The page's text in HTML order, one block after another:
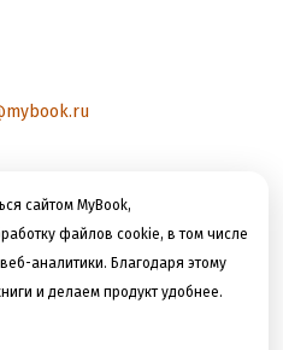
сайтом MyBook,
файлов cookie, в том числе
аналитики. Благодаря этому
и делаем продукт удобнее.